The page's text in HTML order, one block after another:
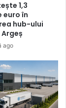
1,3
euro în
hub-ului
ago